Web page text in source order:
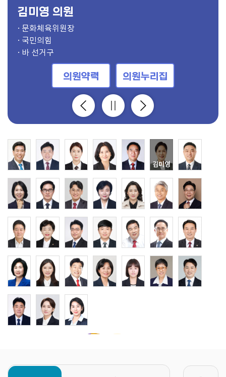
김미영
· 의장
· 더불어민주당
· 가 선거구
의원약력 의원누리집
· 부의장, 보건복지위원
· 국민의힘
· 사 선거구
의원약력 의원누리집
· 의회운영위원장, 도시건설위원
· 더불어민주당
· 다 선거구
의원약력 의원누리집
· 기획행정위원장
· 더불어민주당
· 바 선거구
의원약력 의원누리집
· 경제환경위원장
· 국민의힘
· 마 선거구
의원약력 의원누리집
김미영 의원
· 문화체육위원장
· 국민의힘
· 바 선거구
의원약력 의원누리집
· 도시건설위원장
· 더불어민주당
· 마 선거구
의원약력 의원누리집
· 보건복지위원장
· 더불어민주당
· 가 선거구
의원약력 의원누리집
· 윤리특별위원장, 문화체육위원
· 더불어민주당
· 아 선거구
의원약력 의원누리집
· 의회운영부위원장, 문화체육위원
· 국민의힘
· 라 선거구
의원약력 의원누리집
· 기획행정부위원장
· 국민의힘
· 비례대표
의원약력 의원누리집
· 경제환경부위원장
· 더불어민주당
· 다 선거구
의원약력 의원누리집
· 문화체육부위원장
· 더불어민주당
· 사 선거구
의원약력 의원누리집
· 도시건설부위원장
· 국민의힘
· 가 선거구
의원약력 의원누리집
· 보건복지부위원장
· 국민의힘
· 자 선거구
의원약력 의원누리집
· 윤리특별부위원장, 기획행정위원
· 국민의힘
· 다 선거구
의원약력 의원누리집
· 경제환경위원, 의회운영위원
· 더불어민주당
· 라 선거구
의원약력 의원누리집
· 보건복지위원, 의회운영위원
· 개혁신당
· 라 선거구
의원약력 의원누리집
· 경제환경위원
· 국민의힘
· 나 선거구
의원약력 의원누리집
· 경제환경위원
· 더불어민주당
· 사 선거구
의원약력 의원누리집
· 윤리특별위원, 기획행정위원
· 국민의힘
· 바 선거구
의원약력 의원누리집
· 윤리특별위원, 도시건설위원
· 더불어민주당
· 나 선거구
의원약력 의원누리집
· 보건복지위원
· 더불어민주당
· 비례대표
의원약력 의원누리집
· 도시건설위원, 의회운영위원
· 국민의힘
· 아 선거구
의원약력 의원누리집
· 보건복지위원
· 더불어민주당
· 바 선거구
의원약력 의원누리집
· 기획행정위원, 의회운영위원
· 더불어민주당
· 비례대표
의원약력 의원누리집
· 문화체육위원
· 더불어민주당
· 마 선거구
의원약력 의원누리집
· 문화체육위원
· 더불어민주당
· 자 선거구
의원약력 의원누리집
· 경제환경위원, 의회운영위원
· 더불어민주당
· 자 선거구
의원약력 의원누리집
· 기획행정위원
· 더불어민주당
· 라 선거구
의원약력 의원누리집
· 윤리특별위원, 도시건설위원
· 더불어민주당
· 바 선거구
의원약력 의원누리집